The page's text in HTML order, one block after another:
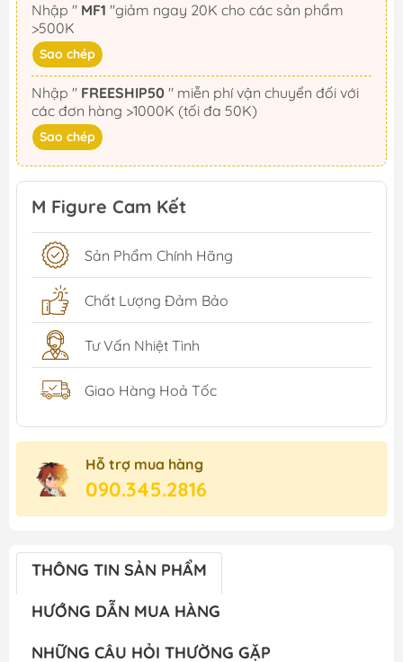
Nhập " MF1
>500K
Sao chép
Nhập " FREESHIP50
các đơn hàng >1000K (tối đa 50K)
Sao chép
M Figure Cam Kết
Sản Phẩm Chính Hãng
Chất Lượng Đảm Bảo
Tư Vấn Nhiệt Tình
Giao Hàng Hoả Tốc
Hỗ trợ mua hàng
090.345.2816
THÔNG TIN SẢN PHẨM
HƯỚNG DẪN MUA HÀNG
NHỮNG CÂU HỎI THƯỜNG GẶP